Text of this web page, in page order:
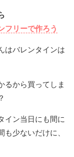
フリーで作ろう
はバレンタインは
るから買ってしま
イン当日にも間に
少ないだけに、